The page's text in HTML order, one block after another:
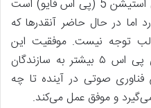
این قابلیت از جمله مشخصات پلی استیشن 5 (پی اس فایو) است
اما در حال حاضر آنقدرها که
توجه نیست. موفقیت این
ویژگی هم مانند دیگر ویژگی های پی اس ۵ بیشتر به سازندگان
فناوری صوتی در آینده تا چه
می‌گیرد و موفق عمل می‌کند.